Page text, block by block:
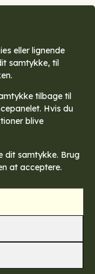
eller lignende
samtykke, til
tilbage til
Hvis du
blive
dit samtykke. Brug
at acceptere.